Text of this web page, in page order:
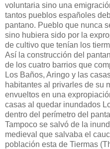
voluntaria sino una
tantos pueblos españoles
pantano. Pueblo que nunca
sino hubiera sido por la
de cultivo que tenían los
Así la construcción del
de los cuatro barrios que
Los Baños, Aringo y las
habitantes al privarles de su
envueltos en una
casas al quedar inundados
dentro del perímetro del
Tampoco se salvó de la
medieval que salvaba el
población esta de Tiermas